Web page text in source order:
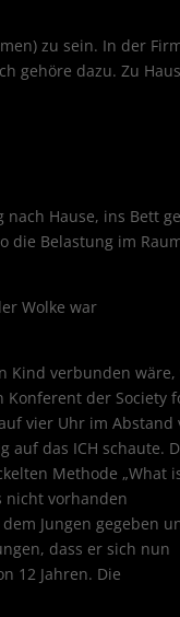
zu sein. In der
gehöre dazu. Zu
Hause, ins Bett
die Belastung im
Wolke war
Kind verbunden wäre,
Konferent der Society
vier Uhr im Abstand
auf das ICH schaute.
Methode „What
nicht vorhanden
Jungen gegeben
dass er sich nun
12 Jahren. Die